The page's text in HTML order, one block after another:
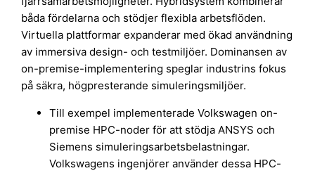
båda fördelarna och stödjer flexibla arbetsflöden.
Virtuella plattformar expanderar med ökad användning
av immersiva design- och testmiljöer. Dominansen av
on-premise-implementering speglar industrins fokus
på säkra, högpresterande simuleringsmiljöer.
Till exempel implementerade Volkswagen on-
premise HPC-noder för att stödja ANSYS och
Siemens simuleringsarbetsbelastningar.
Volkswagens ingenjörer använder dessa HPC-